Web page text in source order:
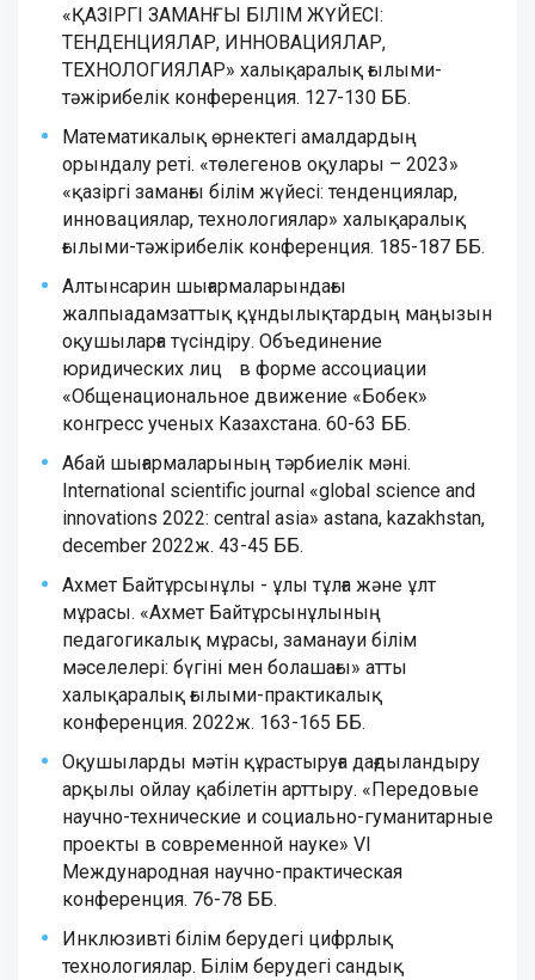
«ҚАЗІРГІ ЗАМАНҒЫ БІЛІМ ЖҮЙЕСІ:
ТЕНДЕНЦИЯЛАР, ИННОВАЦИЯЛАР,
ТЕХНОЛОГИЯЛАР» халықаралық ғылыми-
тәжірибелік конференция. 127-130 ББ.
Математикалық өрнектегі амалдардың
орындалу реті. «төлегенов оқулары – 2023»
«қазіргі заманғы білім жүйесі: тенденциялар,
инновациялар, технологиялар» халықаралық
ғылыми-тәжірибелік конференция. 185-187 ББ.
Aлтынсaрин шығaрмaлaрындағы
жaлпыaдaмзaттық құндылықтaрдың маңызын
оқушыларға түсіндіру. Объединение
юридических лиц в форме ассоциации
«Общенациональное движение «Бобек»
конгресс ученых Казахстана. 60-63 ББ.
Абай шығармаларының тәрбиелік мәні.
International scientific journal «global science and
innovations 2022: central asia» astana, kazakhstan,
december 2022ж. 43-45 ББ.
Ахмет Байтұрсынұлы - ұлы тұлға және ұлт
мұрасы. «Ахмет Байтұрсынұлының
педагогикалық мұрасы, заманауи білім
мәселелері: бүгіні мен болашағы» атты
халықаралық ғылыми-практикалық
конференция. 2022ж. 163-165 ББ.
Оқушыларды мәтін құрастыруға дағдыландыру
арқылы ойлау қабілетін арттыру. «Передовые
научно-технические и социально-гуманитарные
проекты в современной науке» VI
Международная научно-практическая
конференция. 76-78 ББ.
Инклюзивті білім берудегі цифрлық
технологиялар. Білім берудегі сандық